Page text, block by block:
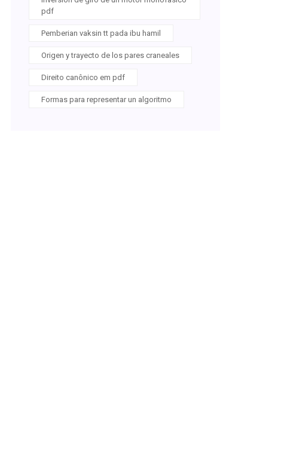
pdf
Pemberian vaksin tt pada ibu hamil
Origen y trayecto de los pares craneales
Direito canônico em pdf
Formas para representar un algoritmo